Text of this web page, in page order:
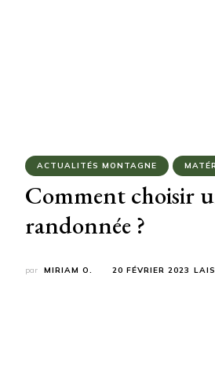
ACTUALITÉS MONTAGNE
Comment choisir
randonnée ?
par MIRIAM O. 20 FÉVRIER 2023